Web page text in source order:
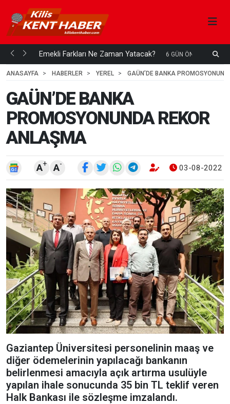
mi... Emekli Farkları Ne Zaman Yatacak? 6 GÜN ÖNCE
ANASAYFA
HABERLER YEREL GAÜN’DE BANKA
GAÜN’DE BANKA
PROMOSYONUNDA REKOR
ANLAŞMA
A+ A- 03-08-2022
Gaziantep Üniversitesi personelinin maaş ve
diğer ödemelerinin yapılacağı bankanın
belirlenmesi amacıyla açık artırma usulüyle
yapılan ihale sonucunda 35 bin TL teklif veren
Halk Bankası ile sözleşme imzalandı.